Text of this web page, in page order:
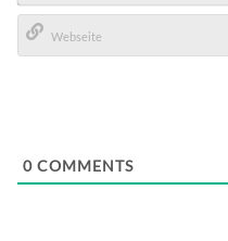
E-
Mail*
0 COMMENTS